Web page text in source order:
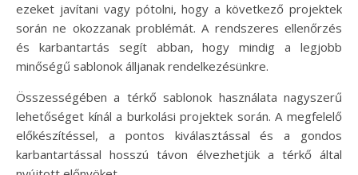
ezeket javítani vagy pótolni, hogy a következő projektek
során ne okozzanak problémát. A rendszeres ellenőrzés
és karbantartás segít abban, hogy mindig a legjobb
minőségű sablonok álljanak rendelkezésünkre.
Összességében a térkő sablonok használata nagyszerű
lehetőséget kínál a burkolási projektek során. A megfelelő
előkészítéssel, a pontos kiválasztással és a gondos
karbantartással hosszú távon élvezhetjük a térkő által